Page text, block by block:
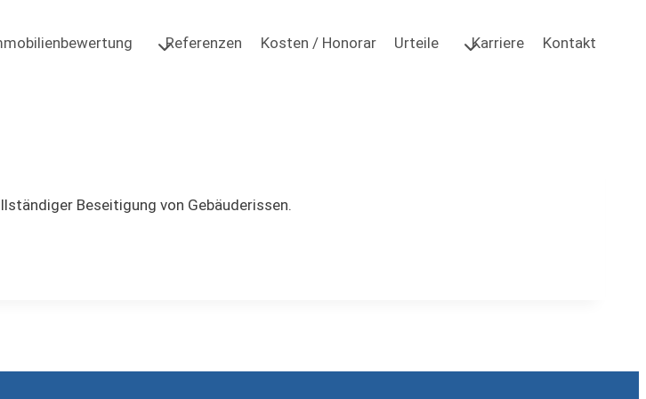
Referenzen Kosten / Honorar Urteile Karriere Kontakt
Beseitigung von Gebäuderissen.